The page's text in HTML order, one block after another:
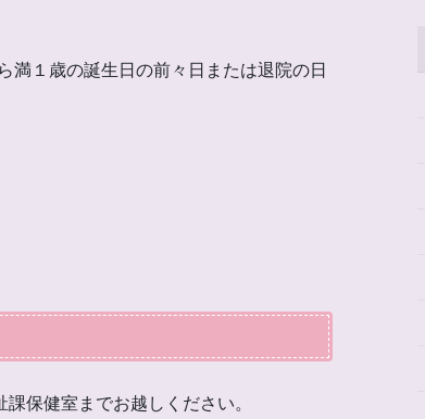
満１歳の誕生日の前々日または退院の日
保健室までお越しください。